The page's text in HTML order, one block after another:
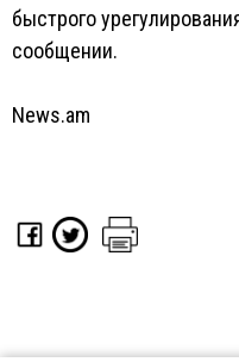
быстрого
сообщении.
News.am